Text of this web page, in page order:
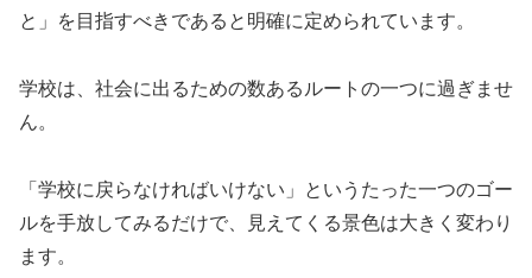
と」を目指すべきであると明確に定められています。
学校は、社会に出るための数あるルートの一つに過ぎませ
ん。
「学校に戻らなければいけない」というたった一つのゴー
ルを手放してみるだけで、見えてくる景色は大きく変わり
ます。